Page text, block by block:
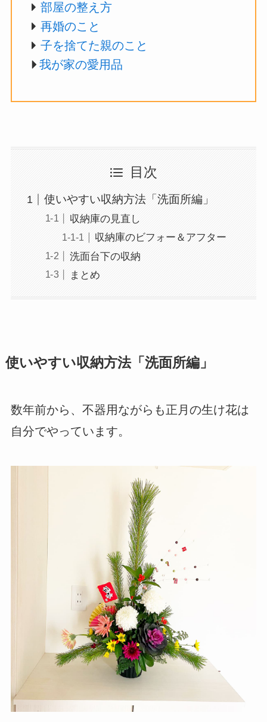
部屋の整え方
再婚のこと
子を捨てた親のこと
我が家の愛用品
目次
使いやすい収納方法「洗面所編」
収納庫の見直し
収納庫のビフォー＆アフター
洗面台下の収納
まとめ
使いやすい収納方法「洗面所編」
数年前から、不器用ながらも正月の生け花は
自分でやっています。